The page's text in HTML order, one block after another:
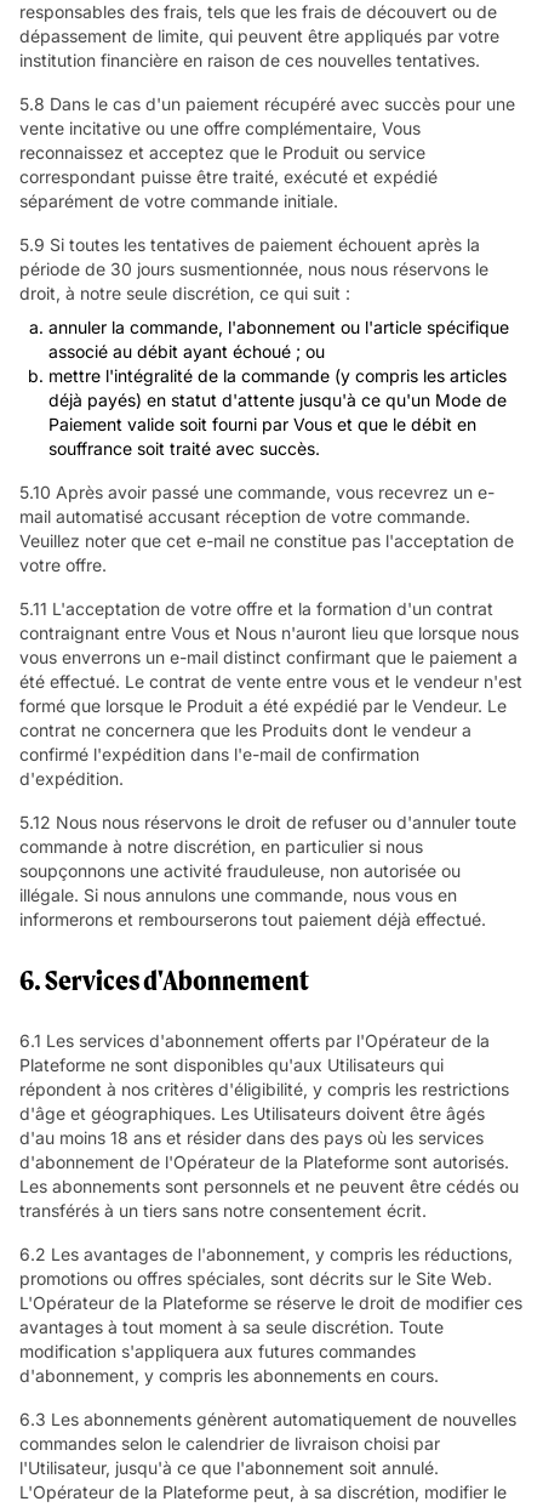
responsables des frais, tels que les frais de découvert ou de
dépassement de limite, qui peuvent être appliqués par votre
institution financière en raison de ces nouvelles tentatives.
5.8 Dans le cas d'un paiement récupéré avec succès pour une
vente incitative ou une offre complémentaire, Vous
reconnaissez et acceptez que le Produit ou service
correspondant puisse être traité, exécuté et expédié
séparément de votre commande initiale.
5.9 Si toutes les tentatives de paiement échouent après la
période de 30 jours susmentionnée, nous nous réservons le
droit, à notre seule discrétion, ce qui suit :
annuler la commande, l'abonnement ou l'article spécifique
associé au débit ayant échoué ; ou
mettre l'intégralité de la commande (y compris les articles
déjà payés) en statut d'attente jusqu'à ce qu'un Mode de
Paiement valide soit fourni par Vous et que le débit en
souffrance soit traité avec succès.
5.10 Après avoir passé une commande, vous recevrez un e-
mail automatisé accusant réception de votre commande.
Veuillez noter que cet e-mail ne constitue pas l'acceptation de
votre offre.
5.11 L'acceptation de votre offre et la formation d'un contrat
contraignant entre Vous et Nous n'auront lieu que lorsque nous
vous enverrons un e-mail distinct confirmant que le paiement a
été effectué. Le contrat de vente entre vous et le vendeur n'est
formé que lorsque le Produit a été expédié par le Vendeur. Le
contrat ne concernera que les Produits dont le vendeur a
confirmé l'expédition dans l'e-mail de confirmation
d'expédition.
5.12 Nous nous réservons le droit de refuser ou d'annuler toute
commande à notre discrétion, en particulier si nous
soupçonnons une activité frauduleuse, non autorisée ou
illégale. Si nous annulons une commande, nous vous en
informerons et rembourserons tout paiement déjà effectué.
6. Services d'Abonnement
6.1 Les services d'abonnement offerts par l'Opérateur de la
Plateforme ne sont disponibles qu'aux Utilisateurs qui
répondent à nos critères d'éligibilité, y compris les restrictions
d'âge et géographiques. Les Utilisateurs doivent être âgés
d'au moins 18 ans et résider dans des pays où les services
d'abonnement de l'Opérateur de la Plateforme sont autorisés.
Les abonnements sont personnels et ne peuvent être cédés ou
transférés à un tiers sans notre consentement écrit.
6.2 Les avantages de l'abonnement, y compris les réductions,
promotions ou offres spéciales, sont décrits sur le Site Web.
L'Opérateur de la Plateforme se réserve le droit de modifier ces
avantages à tout moment à sa seule discrétion. Toute
modification s'appliquera aux futures commandes
d'abonnement, y compris les abonnements en cours.
6.3 Les abonnements génèrent automatiquement de nouvelles
commandes selon le calendrier de livraison choisi par
l'Utilisateur, jusqu'à ce que l'abonnement soit annulé.
L'Opérateur de la Plateforme peut, à sa discrétion, modifier le